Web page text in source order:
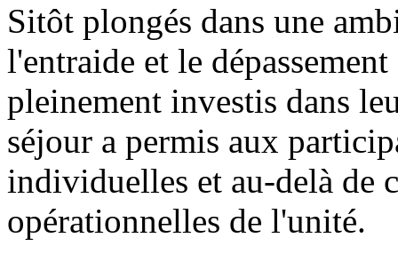
Sitôt plongés dans une
l'entraide et le
pleinement investis dans
séjour a permis aux
individuelles et au-delà de
opérationnelles de l'unité.